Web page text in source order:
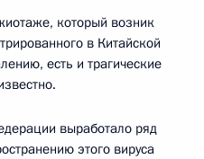
который возник
в Китайской
есть и трагические
выработало ряд
этого вируса